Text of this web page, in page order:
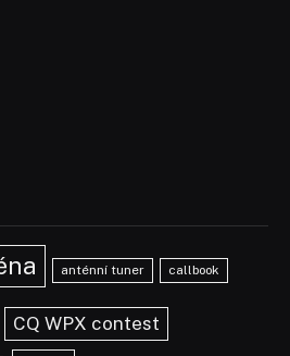
anténní tuner callbook
CQ WPX contest